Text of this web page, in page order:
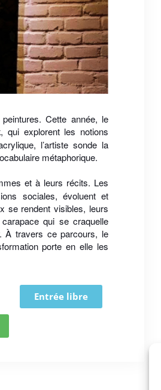
Cette année, le
, qui explorent les notions
l’artiste sonde la
métaphorique.
et à leurs récits. Les
sociales, évoluent et
se rendent visibles, leurs
qui se craquelle
À travers ce parcours, le
porte en elle les
Entrée libre